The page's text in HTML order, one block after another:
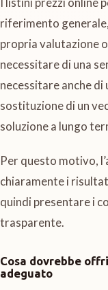
riferimento
propria valutazione
necessitare di una
necessitare anche
sostituzione di un
soluzione a lungo
Per questo motivo,
chiaramente i
quindi presentare i
trasparente.
Cosa dovrebbe
adeguato